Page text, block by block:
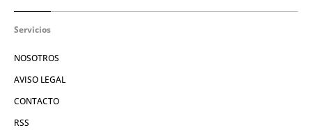
Servicios
NOSOTROS
AVISO LEGAL
CONTACTO
RSS